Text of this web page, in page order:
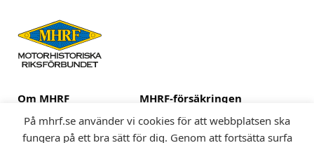
Om MHRF
MHRF-försäkringen
Medlemsklubbar
Huvuduppdraget
Fordon
Kulturarv och museer
På mhrf.se använder vi cookies för att webbplatsen ska
fungera på ett bra sätt för dig. Genom att fortsätta surfa